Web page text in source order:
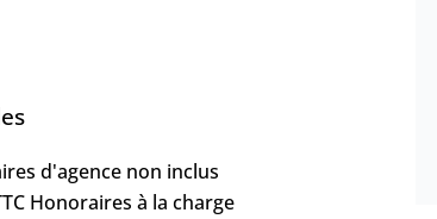
d'agence non inclus
Honoraires à la charge